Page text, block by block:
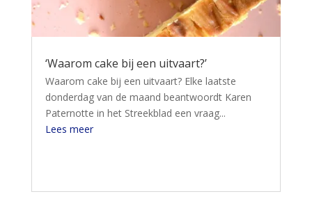
‘Waarom cake bij een uitvaart?’
Waarom cake bij een uitvaart? Elke laatste
donderdag van de maand beantwoordt Karen
Paternotte in het Streekblad een vraag...
Lees meer